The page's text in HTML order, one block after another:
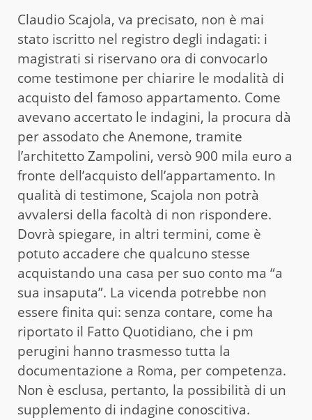
Claudio Scajola, va precisato, non è mai
stato iscritto nel registro degli indagati: i
magistrati si riservano ora di convocarlo
come testimone per chiarire le modalità di
acquisto del famoso appartamento. Come
avevano accertato le indagini, la procura dà
per assodato che Anemone, tramite
l’architetto Zampolini, versò 900 mila euro a
fronte dell’acquisto dell’appartamento. In
qualità di testimone, Scajola non potrà
avvalersi della facoltà di non rispondere.
Dovrà spiegare, in altri termini, come è
potuto accadere che qualcuno stesse
acquistando una casa per suo conto ma “a
sua insaputa”. La vicenda potrebbe non
essere finita qui: senza contare, come ha
riportato il Fatto Quotidiano, che i pm
perugini hanno trasmesso tutta la
documentazione a Roma, per competenza.
Non è esclusa, pertanto, la possibilità di un
supplemento di indagine conoscitiva.